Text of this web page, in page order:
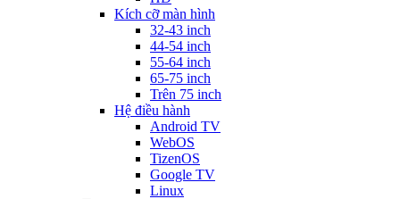
Kích cỡ màn hình
32-43 inch
44-54 inch
55-64 inch
65-75 inch
Trên 75 inch
Hệ điều hành
Android TV
WebOS
TizenOS
Google TV
Linux